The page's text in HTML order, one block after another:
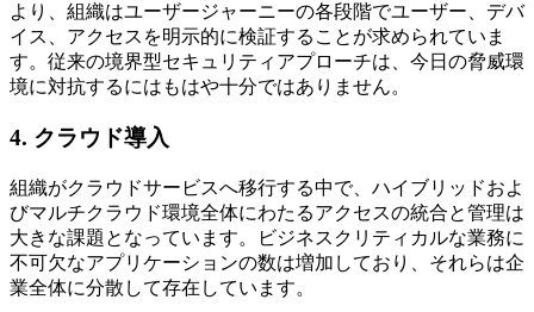
より、組織はユーザージャーニーの各段階でユーザー、デバ
イス、アクセスを明示的に検証することが求められていま
す。従来の境界型セキュリティアプローチは、今日の脅威環
境に対抗するにはもはや十分ではありません。
4. クラウド導入
組織がクラウドサービスへ移行する中で、ハイブリッドおよ
びマルチクラウド環境全体にわたるアクセスの統合と管理は
大きな課題となっています。ビジネスクリティカルな業務に
不可欠なアプリケーションの数は増加しており、それらは企
業全体に分散して存在しています。